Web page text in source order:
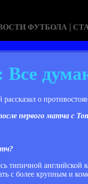
ФУТБОЛА |
о
первого матча с
типичной английской
с более крупным и